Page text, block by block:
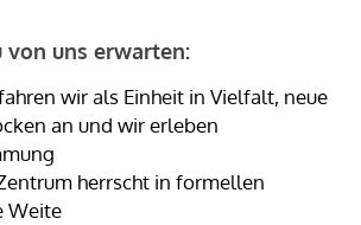
von uns erwarten:
wir als Einheit in Vielfalt, neue
an und wir erleben
herrscht in formellen
Weite